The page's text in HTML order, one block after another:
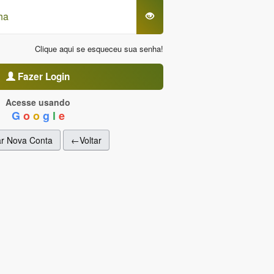
Clique aqui se esqueceu sua senha!
Fazer Login
Acesse usando
G o o g l e
Nova Conta ←Voltar